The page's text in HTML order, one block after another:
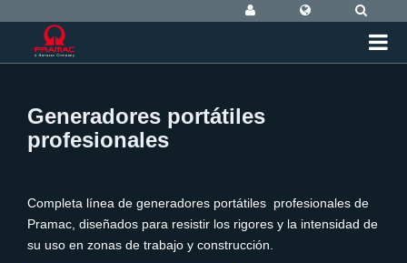
Generadores portátiles
profesionales
Completa línea de generadores portátiles profesionales de
Pramac, diseñados para resistir los rigores y la intensidad de
su uso en zonas de trabajo y construcción.